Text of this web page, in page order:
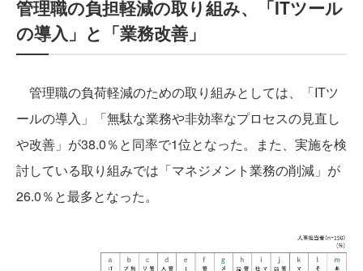
管理職の負担軽減の取り組み、「ITツール
の導入」と「業務改善」
管理職の負荷軽減のための取り組みとしては、「ITツ
ールの導入」「無駄な業務や非効率なプロセスの見直し
や改善」が38.0％と同率で1位となった。また、実施を検
討している取り組みでは「マネジメント業務の削減」が
26.0％と最多となった。